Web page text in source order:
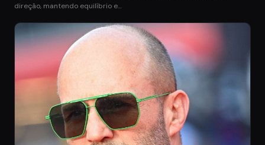
direção, mantendo equilíbrio e…